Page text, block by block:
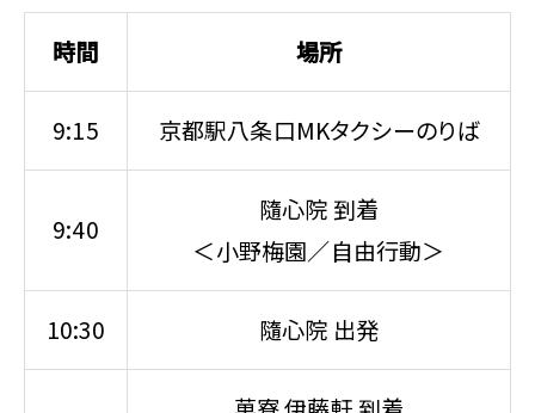
時間 場所
9:15 京都駅八条口MKタクシーのりば
9:40
隨心院 到着
＜小野梅園／自由行動＞
10:30 隨心院 出発